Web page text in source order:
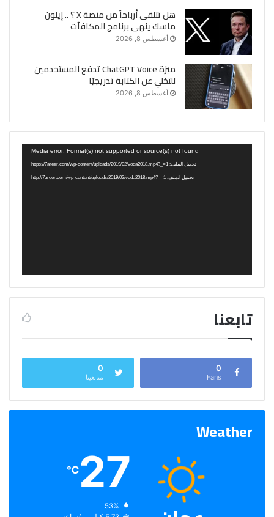
هل تتلقى أرباحاً من منصة X ؟ .. إيلون
ماسك ينهى برنامج المكافآت
أغسطس 8, 2026
ميزة ChatGPT Voice تدفع المستخدمين
للتخلي عن الكتابة تدريجيًا
أغسطس 8, 2026
Media error: Format(s) not supported or source(s) not found
تحميل الملف: https://7areer.com/wp-content/uploads/2019/02/voda2018.mp4?_=1
تحميل الملف: http://7areer.com/wp-content/uploads/2019/02/voda2018.mp4?_=1
تابعنا
0
Fans
0
متابعينا
Weather
27
℃
الرطوبة: